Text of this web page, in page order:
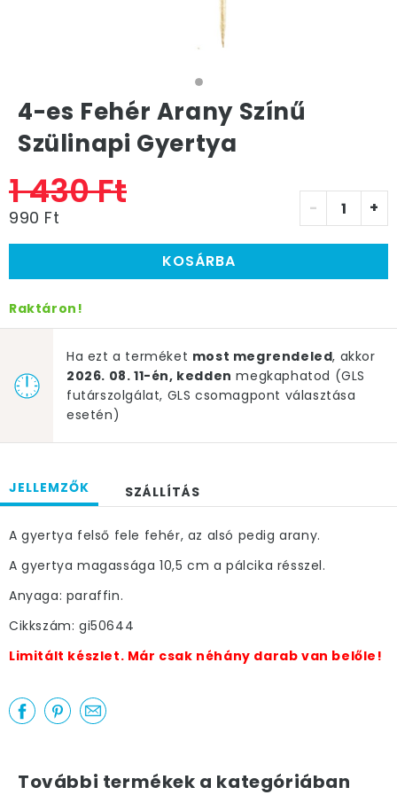
4-es Fehér Arany Színű
Szülinapi Gyertya
1 430 Ft
990 Ft - +
KOSÁRBA
Raktáron!
Ha ezt a terméket most megrendeled, akkor
2026. 08. 11-én, kedden megkaphatod (GLS
futárszolgálat, GLS csomagpont választása
esetén)
JELLEMZŐK SZÁLLÍTÁS
A gyertya felső fele fehér, az alsó pedig arany.
A gyertya magassága 10,5 cm a pálcika résszel.
Anyaga: paraffin.
Cikkszám: gi50644
Limitált készlet. Már csak néhány darab van belőle!
További termékek a kategóriában